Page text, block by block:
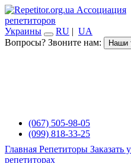
Ассоциация
репетиторов
Украины
RU | UA
Вопросы? Звоните нам:
Наши
(067) 505-98-05
(099) 818-33-25
Главная Репетиторы Заказать
репетиторах